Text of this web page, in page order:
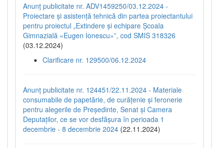
Anunț publicitate nr. ADV1459250/03.12.2024 -
Proiectare și asistență tehnică din partea proiectantului
pentru proiectul „Extindere și echipare Școala
Gimnazială «Eugen Ionescu»”, cod SMIS 318326
(03.12.2024)
Clarificare nr. 129500/06.12.2024
Anunț publicitate nr. 124451/22.11.2024 - Materiale
consumabile de papetărie, de curățenie și feronerie
pentru alegerile de Președinte, Senat și Camera
Deputaților, ce se vor desfășura în perioada 1
decembrie - 8 decembrie 2024 (22.11.2024)